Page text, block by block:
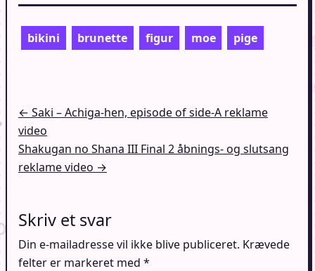
bikini brunette figur moe pige
Indlægsnavigation
← Saki – Achiga-hen, episode of side-A reklame
video
Shakugan no Shana III Final 2 åbnings- og slutsang
reklame video →
Skriv et svar
Din e-mailadresse vil ikke blive publiceret. Krævede
felter er markeret med *